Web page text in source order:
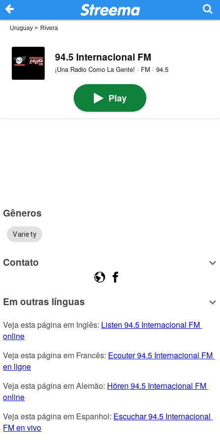
Uruguay > Rivera
94.5 Internacional FM
¡Una Radio Como La Gente! · FM · 94.5
Play
Gêneros
Variety
Contato
Em outras línguas
Veja esta página em Inglês: Listen 94.5 Internacional FM
online
Veja esta página em Francês: Ecouter 94.5 Internacional FM
en ligne
Veja esta página em Alemão: Hören 94.5 Internacional FM
online
Veja esta página em Espanhol: Escuchar 94.5 Internacional
FM en vivo